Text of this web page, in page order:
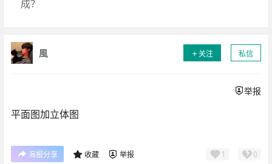
成？
風 关注 私信
举报
平面图加立体图
海报分享 收藏 举报 1 0